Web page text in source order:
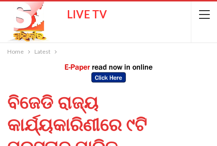
LIVE TV
Home Latest
ବିଜେଡି ରାଜ୍ୟ
କାର୍ଯ୍ୟକାରିଣୀରେ ୯ଟି